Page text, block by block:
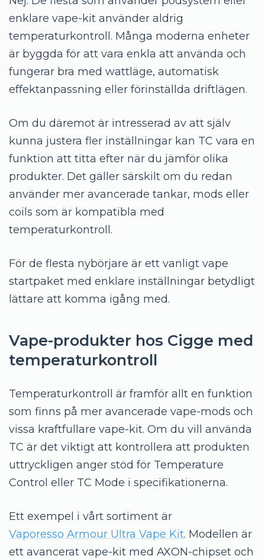
enklare vape-kit använder aldrig
temperaturkontroll. Många moderna enheter
är byggda för att vara enkla att använda och
fungerar bra med wattläge, automatisk
effektanpassning eller förinställda driftlägen.
Om du däremot är intresserad av att själv
kunna justera fler inställningar kan TC vara en
funktion att titta efter när du jämför olika
produkter. Det gäller särskilt om du redan
använder mer avancerade tankar, mods eller
coils som är kompatibla med
temperaturkontroll.
För de flesta nybörjare är ett vanligt vape
startpaket med enklare inställningar betydligt
lättare att komma igång med.
Vape-produkter hos Cigge med
temperaturkontroll
Temperaturkontroll är framför allt en funktion
som finns på mer avancerade vape-mods och
vissa kraftfullare vape-kit. Om du vill använda
TC är det viktigt att kontrollera att produkten
uttryckligen anger stöd för Temperature
Control eller TC Mode i specifikationerna.
Ett exempel i vårt sortiment är
Vaporesso Armour Ultra Vape Kit. Modellen är
ett avancerat vape-kit med AXON-chipset och